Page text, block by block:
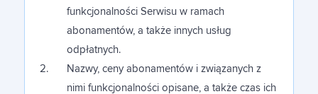
funkcjonalności Serwisu w ramach
abonamentów, a także innych usług
odpłatnych.
Nazwy, ceny abonamentów i związanych z
nimi funkcjonalności opisane, a także czas ich